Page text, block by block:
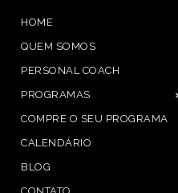
HOME
QUEM SOMOS
PERSONAL COACH
PROGRAMAS
COMPRE O SEU PROGRAMA
CALENDÁRIO
BLOG